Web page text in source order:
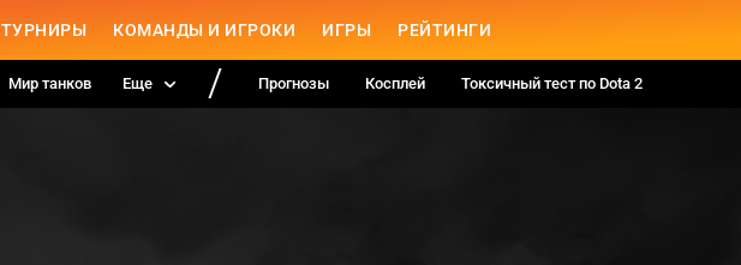
ТУРНИРЫ КОМАНДЫ И ИГРОКИ ИГРЫ РЕЙТИНГИ
Мир танков Еще Прогнозы Косплей Токсичный тест по Dota 2